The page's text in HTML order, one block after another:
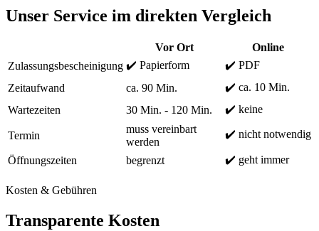
Unser Service im direkten Vergleich
Vor Ort
Online
Zulassungsbescheinigung ✔️ Papierform
✔️ PDF
Zeitaufwand
ca. 90 Min.
✔️ ca. 10 Min.
Wartezeiten
30 Min. - 120 Min. ✔️ keine
Termin
muss vereinbart
werden
✔️ nicht notwendig
Öffnungszeiten begrenzt ✔️ geht immer
Kosten & Gebühren
Transparente Kosten